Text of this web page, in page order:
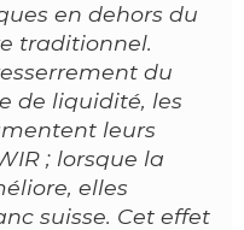
en dehors du
traditionnel.
du
de liquidité, les
leurs
; lorsque la
elles
suisse. Cet effet